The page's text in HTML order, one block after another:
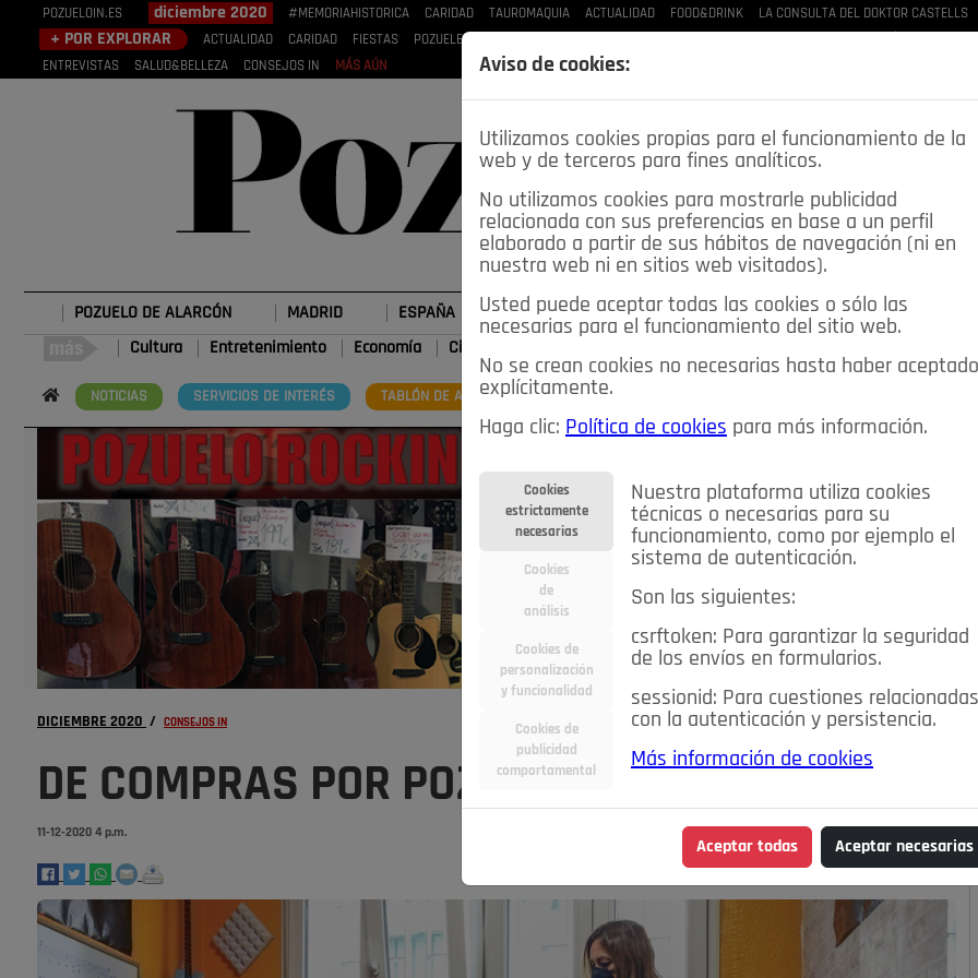
POZUELOIN.ES diciembre 2020 #MEMORIAHISTORICA CARIDAD TAUROMAQUIA ACTUALIDAD FOOD&DRINK LA CONSULTA DEL DOKTOR CASTELLS
+ POR EXPLORAR ACTUALIDAD CARIDAD FIESTAS POZUELEROS
ENTREVISTAS
SALUD&BELLEZA CONSEJOS IN MÁS AÚN
POZUELO DE ALARCÓN MADRID ESPAÑA DEPORTES OPINIÓN IN SALUD 🔴 EN DIRECTO
Cultura Entretenimiento Economía Ciencia&Tecnología
NOTICIAS SERVICIOS DE INTERÉS TABLÓN DE ANUNCIOS MIS ANUNCIOS
DICIEMBRE 2020 / CONSEJOS IN
DE COMPRAS POR POZUELO
11-12-2020 4 p.m.
Aviso de cookies:
Utilizamos cookies propias para el funcionamiento de la
web y de terceros para fines analíticos.
No utilizamos cookies para mostrarle publicidad
relacionada con sus preferencias en base a un perfil
elaborado a partir de sus hábitos de navegación (ni en
nuestra web ni en sitios web visitados).
Usted puede aceptar todas las cookies o sólo las
necesarias para el funcionamiento del sitio web.
No se crean cookies no necesarias hasta haber aceptado
explícitamente.
Haga clic: Política de cookies para más información.
Cookies
estrictamente
necesarias
Cookies
de
análisis
Cookies de
personalización
y funcionalidad
Cookies de
publicidad
comportamental
Nuestra plataforma utiliza cookies
técnicas o necesarias para su
funcionamiento, como por ejemplo el
sistema de autenticación.
Son las siguientes:
csrftoken: Para garantizar la seguridad
de los envíos en formularios.
sessionid: Para cuestiones relacionadas
con la autenticación y persistencia.
Más información de cookies
Aceptar todas Aceptar necesarias